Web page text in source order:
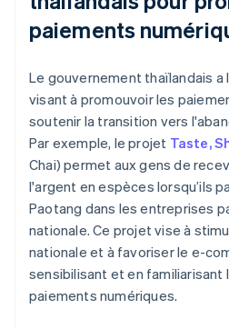
paiements
Le gouvernement thaïlandais a
visant à promouvoir les
soutenir la transition vers
Par exemple, le projet Taste,
Chai) permet aux gens de
l'argent en espèces lorsqu’ils
Paotang dans les entreprises
nationale. Ce projet vise à
nationale et à favoriser le e-
sensibilisant et en familiarisant
paiements numériques.